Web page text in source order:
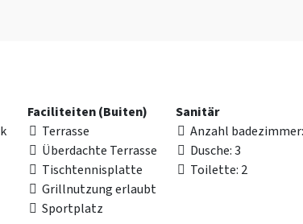
Faciliteiten (Buiten)
Terrasse
Überdachte Terrasse
Tischtennisplatte
Grillnutzung erlaubt
Sportplatz
Sanitär
Anzahl badezimmer
Dusche: 3
Toilette: 2